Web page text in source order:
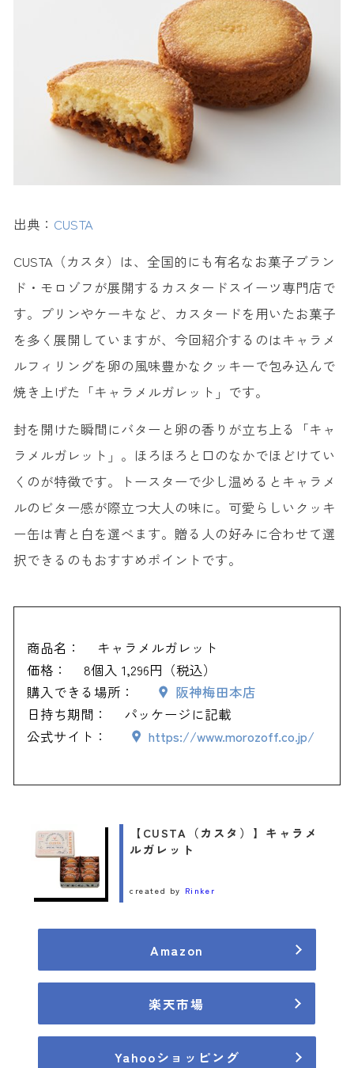
出典： CUSTA
CUSTA（カスタ）は、全国的にも有名なお菓子ブラン
ド・モロゾフが展開するカスタードスイーツ専門店で
す。プリンやケーキなど、カスタードを用いたお菓子
を多く展開していますが、今回紹介するのはキャラメ
ルフィリングを卵の風味豊かなクッキーで包み込んで
焼き上げた「キャラメルガレット」です。
封を開けた瞬間にバターと卵の香りが立ち上る「キャ
ラメルガレット」。ほろほろと口のなかでほどけてい
くのが特徴です。トースターで少し温めるとキャラメ
ルのビター感が際立つ大人の味に。可愛らしいクッキ
ー缶は青と白を選べます。贈る人の好みに合わせて選
択できるのもおすすめポイントです。
商品名：
キャラメルガレット
価格：
8個入 1,296円（税込）
購入できる場所：
阪神梅田本店
日持ち期間：
パッケージに記載
公式サイト：
https://www.morozoff.co.jp/
【CUSTA（カスタ）】キャラメ
ルガレット
created by Rinker
Amazon
楽天市場
Yahooショッピング